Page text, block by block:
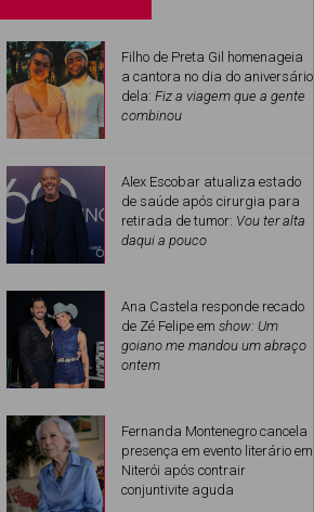
Filho de Preta Gil homenageia
a cantora no dia do aniversário
dela: Fiz a viagem que a gente
combinou
Alex Escobar atualiza estado
de saúde após cirurgia para
retirada de tumor: Vou ter alta
daqui a pouco
Ana Castela responde recado
de Zé Felipe em show: Um
goiano me mandou um abraço
ontem
Fernanda Montenegro cancela
presença em evento literário em
Niterói após contrair
conjuntivite aguda